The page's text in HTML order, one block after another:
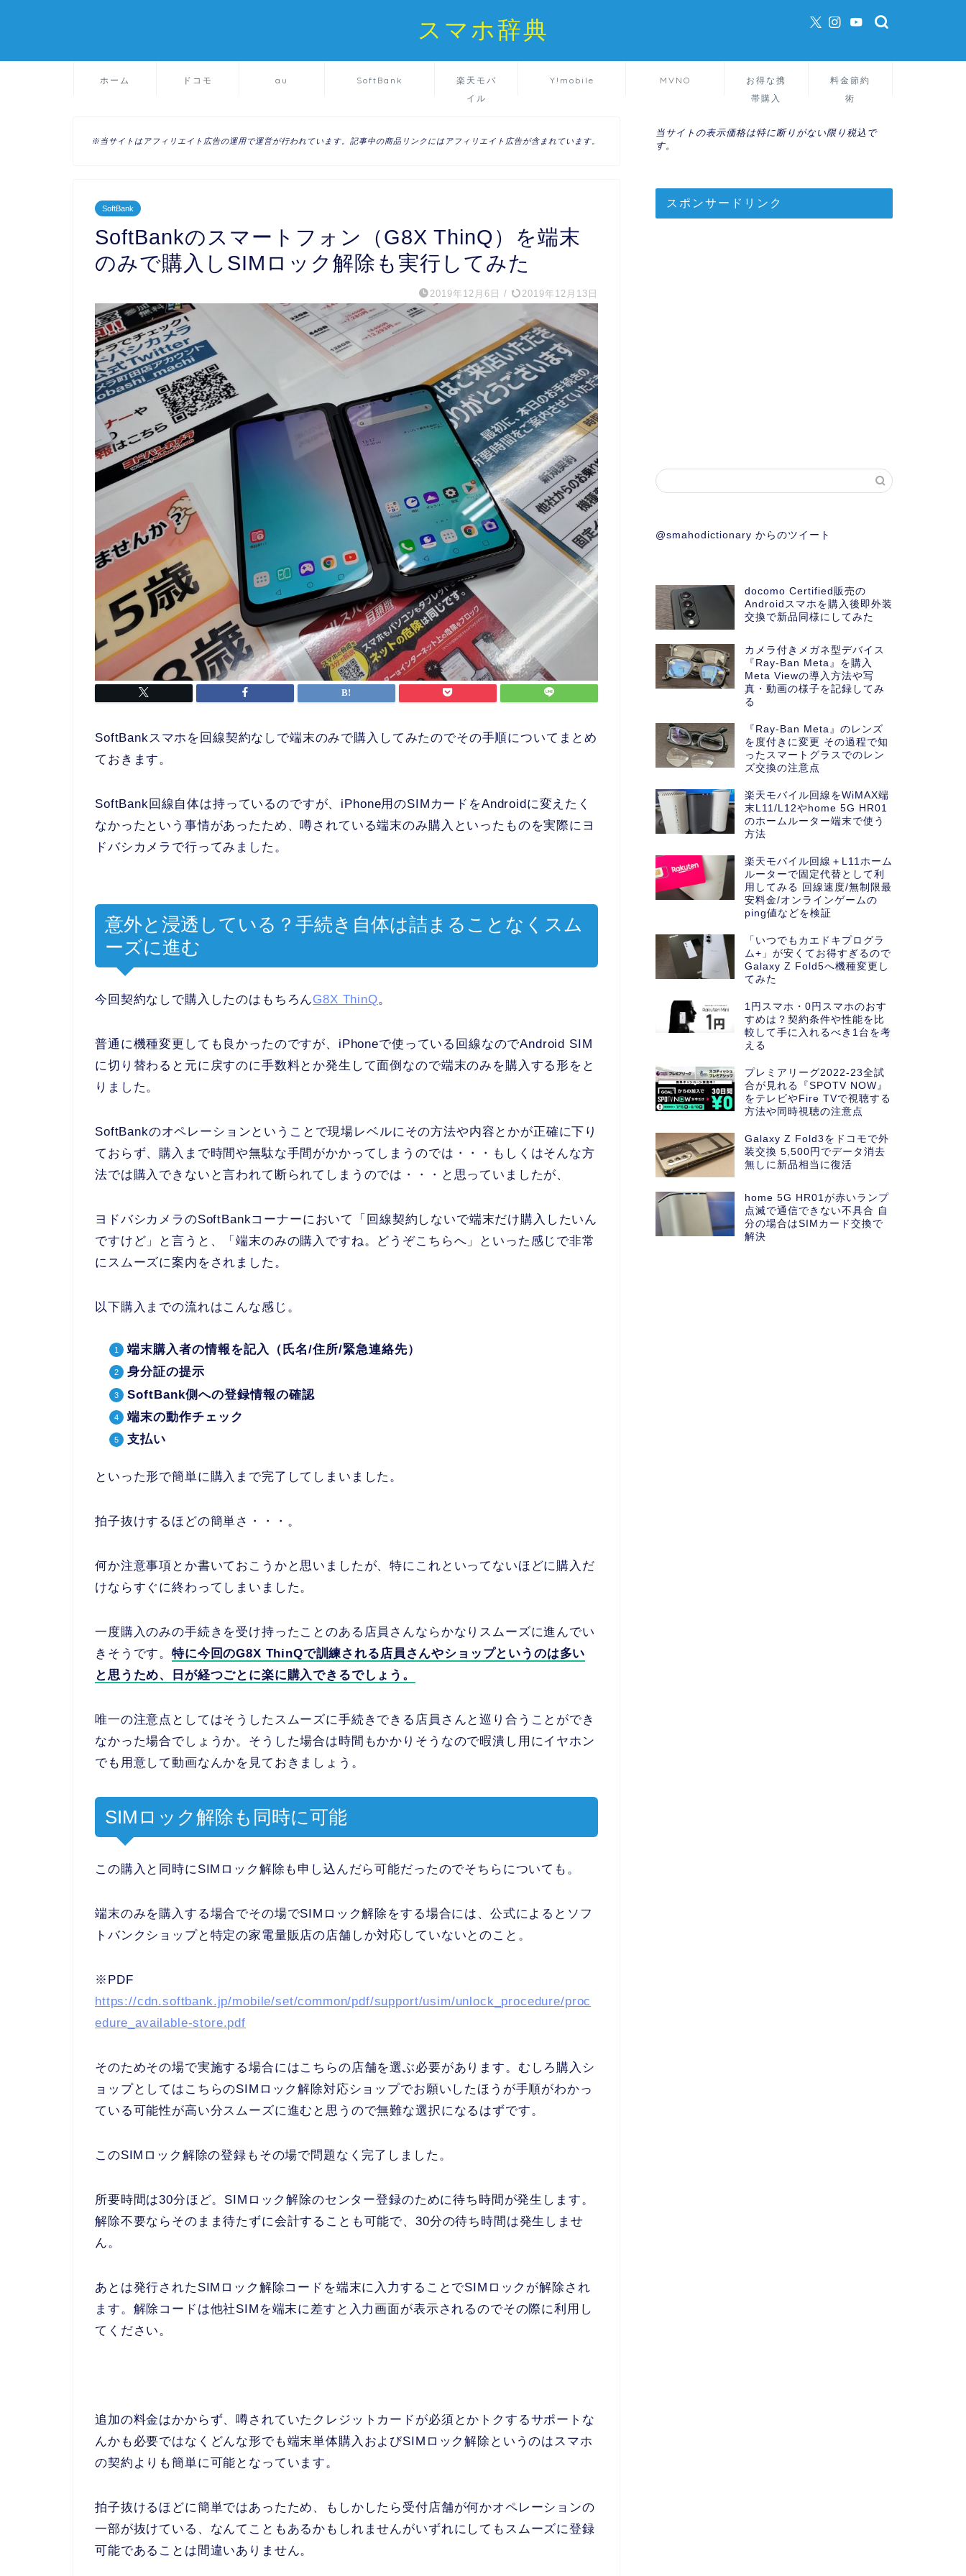
スマホ辞典
ホーム ドコモ au SoftBank
楽天モバ
イル
Y!mobile MVNO
お得な携
帯購入
料金節約
術
※当サイトはアフィリエイト広告の運用で運営が行われています。記事中の商品リンクにはアフィリエイト広告が含まれています。
SoftBank
SoftBankのスマートフォン（G8X ThinQ）を端末
のみで購入しSIMロック解除も実行してみた
2019年12月6日 / 2019年12月13日
SoftBankスマホを回線契約なしで端末のみで購入してみたのでその手順についてまとめ
ておきます。
SoftBank回線自体は持っているのですが、iPhone用のSIMカードをAndroidに変えたく
なかったという事情があったため、噂されている端末のみ購入といったものを実際にヨ
ドバシカメラで行ってみました。
意外と浸透している？手続き自体は詰まることなくスム
ーズに進む
今回契約なしで購入したのはもちろんG8X ThinQ。
普通に機種変更しても良かったのですが、iPhoneで使っている回線なのでAndroid SIM
に切り替わると元に戻すのに手数料とか発生して面倒なので端末のみを購入する形をと
りました。
SoftBankのオペレーションということで現場レベルにその方法や内容とかが正確に下り
ておらず、購入まで時間や無駄な手間がかかってしまうのでは・・・もしくはそんな方
法では購入できないと言われて断られてしまうのでは・・・と思っていましたが、
ヨドバシカメラのSoftBankコーナーにおいて「回線契約しないで端末だけ購入したいん
ですけど」と言うと、「端末のみの購入ですね。どうぞこちらへ」といった感じで非常
にスムーズに案内をされました。
以下購入までの流れはこんな感じ。
端末購入者の情報を記入（氏名/住所/緊急連絡先）
身分証の提示
SoftBank側への登録情報の確認
端末の動作チェック
支払い
といった形で簡単に購入まで完了してしまいました。
拍子抜けするほどの簡単さ・・・。
何か注意事項とか書いておこうかと思いましたが、特にこれといってないほどに購入だ
けならすぐに終わってしまいました。
一度購入のみの手続きを受け持ったことのある店員さんならかなりスムーズに進んでい
きそうです。特に今回のG8X ThinQで訓練される店員さんやショップというのは多い
と思うため、日が経つごとに楽に購入できるでしょう。
唯一の注意点としてはそうしたスムーズに手続きできる店員さんと巡り合うことができ
なかった場合でしょうか。そうした場合は時間もかかりそうなので暇潰し用にイヤホン
でも用意して動画なんかを見ておきましょう。
SIMロック解除も同時に可能
この購入と同時にSIMロック解除も申し込んだら可能だったのでそちらについても。
端末のみを購入する場合でその場でSIMロック解除をする場合には、公式によるとソフ
トバンクショップと特定の家電量販店の店舗しか対応していないとのこと。
※PDF
https://cdn.softbank.jp/mobile/set/common/pdf/support/usim/unlock_procedure/proc
edure_available-store.pdf
そのためその場で実施する場合にはこちらの店舗を選ぶ必要があります。むしろ購入シ
ョップとしてはこちらのSIMロック解除対応ショップでお願いしたほうが手順がわかっ
ている可能性が高い分スムーズに進むと思うので無難な選択になるはずです。
このSIMロック解除の登録もその場で問題なく完了しました。
所要時間は30分ほど。SIMロック解除のセンター登録のために待ち時間が発生します。
解除不要ならそのまま待たずに会計することも可能で、30分の待ち時間は発生しませ
ん。
あとは発行されたSIMロック解除コードを端末に入力することでSIMロックが解除され
ます。解除コードは他社SIMを端末に差すと入力画面が表示されるのでその際に利用し
てください。
追加の料金はかからず、噂されていたクレジットカードが必須とかトクするサポートな
んかも必要ではなくどんな形でも端末単体購入およびSIMロック解除というのはスマホ
の契約よりも簡単に可能となっています。
拍子抜けるほどに簡単ではあったため、もしかしたら受付店舗が何かオペレーションの
一部が抜けている、なんてこともあるかもしれませんがいずれにしてもスムーズに登録
可能であることは間違いありません。
当サイトの表示価格は特に断りがない限り税込で
す。
スポンサードリンク
@smahodictionary からのツイート
docomo Certified販売の
Androidスマホを購入後即外装
交換で新品同様にしてみた
カメラ付きメガネ型デバイス
『Ray-Ban Meta』を購入
Meta Viewの導入方法や写
真・動画の様子を記録してみ
る
『Ray-Ban Meta』のレンズ
を度付きに変更 その過程で知
ったスマートグラスでのレン
ズ交換の注意点
楽天モバイル回線をWiMAX端
末L11/L12やhome 5G HR01
のホームルーター端末で使う
方法
楽天モバイル回線＋L11ホーム
ルーターで固定代替として利
用してみる 回線速度/無制限最
安料金/オンラインゲームの
ping値などを検証
「いつでもカエドキプログラ
ム+」が安くてお得すぎるので
Galaxy Z Fold5へ機種変更し
てみた
1円スマホ・0円スマホのおす
すめは？契約条件や性能を比
較して手に入れるべき1台を考
える
プレミアリーグ2022-23全試
合が見れる『SPOTV NOW』
をテレビやFire TVで視聴する
方法や同時視聴の注意点
Galaxy Z Fold3をドコモで外
装交換 5,500円でデータ消去
無しに新品相当に復活
home 5G HR01が赤いランプ
点滅で通信できない不具合 自
分の場合はSIMカード交換で
解決